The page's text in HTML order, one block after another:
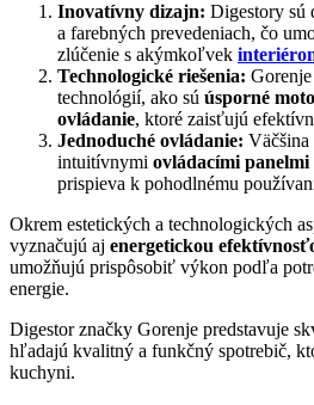
Inovatívny dizajn: Digestory sú
a farebných prevedeniach, čo
zlúčenie s akýmkoľvek
Technologické riešenia:
technológií, ako sú úsporné
ovládanie, ktoré zaisťujú
Jednoduché ovládanie: Väčšina
intuitívnymi ovládacími panelmi
prispieva k pohodlnému
Okrem estetických a technologických
vyznačujú aj energetickou
umožňujú prispôsobiť výkon podľa
energie.
Digestor značky Gorenje predstavuje
hľadajú kvalitný a funkčný spotrebič,
kuchyni.